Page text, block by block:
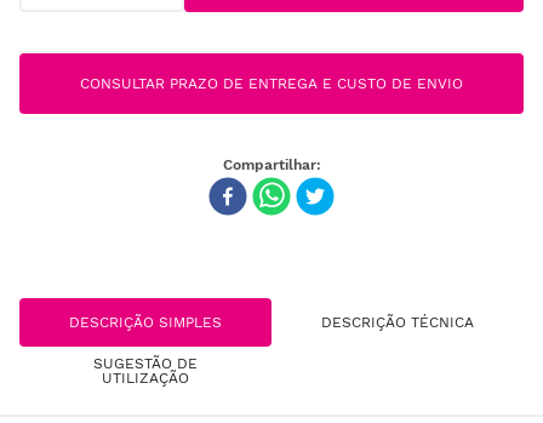
CONSULTAR PRAZO DE ENTREGA E CUSTO DE ENVIO
DESCRIÇÃO SIMPLES DESCRIÇÃO TÉCNICA
SUGESTÃO DE
UTILIZAÇÃO